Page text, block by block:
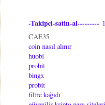
-Takipci-satin-al---------
CAE35
coin nasıl alınır
huobi
probit
bingx
probit
filtre kağıdı